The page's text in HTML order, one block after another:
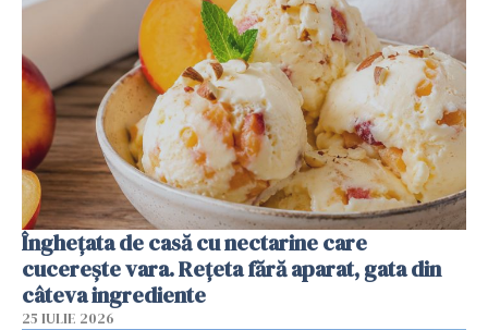
Înghețata de casă cu nectarine care
cucerește vara. Rețeta fără aparat, gata din
câteva ingrediente
25 IULIE 2026